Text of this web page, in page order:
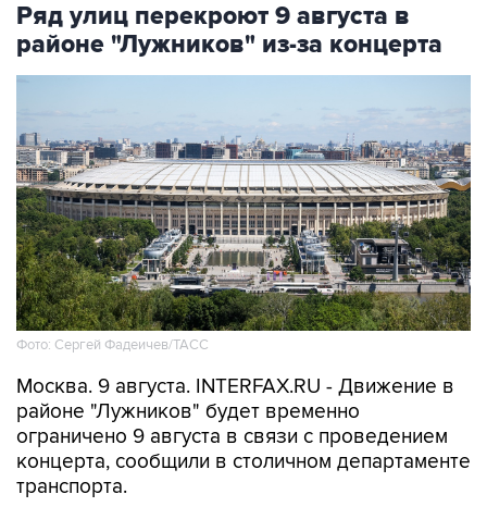
Ряд улиц перекроют 9 августа в
районе "Лужников" из-за концерта
Фото: Сергей Фадеичев/ТАСС
Москва. 9 августа. INTERFAX.RU - Движение в
районе "Лужников" будет временно
ограничено 9 августа в связи с проведением
концерта, сообщили в столичном департаменте
транспорта.